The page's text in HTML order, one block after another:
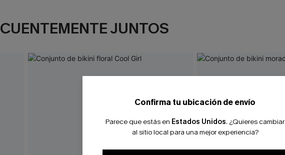
JUNTOS
Confirma tu ubicación de envío
Parece que estás en Estados Unidos. ¿Quieres cambiar
al sitio local para una mejor experiencia?